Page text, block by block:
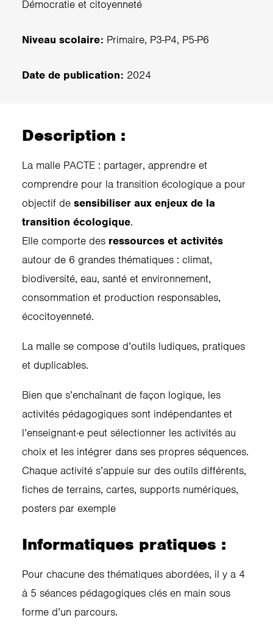
Démocratie et citoyenneté
Niveau scolaire: Primaire, P3-P4, P5-P6
Date de publication: 2024
Description :
La malle PACTE : partager, apprendre et
comprendre pour la transition écologique a pour
objectif de sensibiliser aux enjeux de la
transition écologique.
Elle comporte des ressources et activités
autour de 6 grandes thématiques : climat,
biodiversité, eau, santé et environnement,
consommation et production responsables,
écocitoyenneté.
La malle se compose d’outils ludiques, pratiques
et duplicables.
Bien que s’enchaînant de façon logique, les
activités pédagogiques sont indépendantes et
l’enseignant·e peut sélectionner les activités au
choix et les intégrer dans ses propres séquences.
Chaque activité s’appuie sur des outils différents,
fiches de terrains, cartes, supports numériques,
posters par exemple
Informatiques pratiques :
Pour chacune des thématiques abordées, il y a 4
à 5 séances pédagogiques clés en main sous
forme d’un parcours.